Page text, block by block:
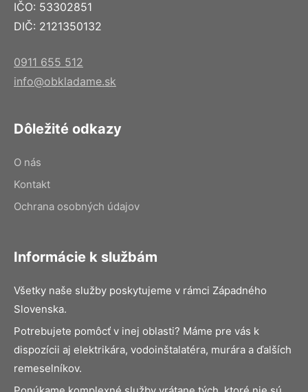
IČO: 53302851
DIČ: 2121350132
0911 655 512
info@obkladame.sk
Dôležité odkazy
O nás
Kontakt
Ochrana osobných údajov
Informácie k službám
Všetky naše služby poskytujeme v rámci Západného
Slovenska.
Potrebujete pomôcť v inej oblasti? Máme pre vás k
dispozícii aj elektrikára, vodoinštalatéra, murára a ďalších
remeselníkov.